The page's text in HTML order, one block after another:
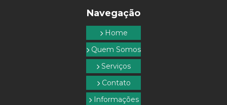
Topografia e georreferenciamento
Topografia em são paulo
Navegação
Home
Quem Somos
Serviços
Contato
Informações